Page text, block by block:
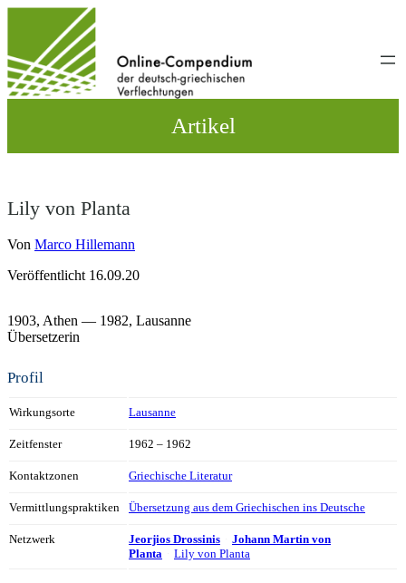
wechseln
Artikel
Lily von Planta
Von Marco Hillemann
Veröffentlicht 16.09.20
1903, Athen — 1982, Lausanne
Übersetzerin
Profil
Wirkungsorte Lausanne
Zeitfenster 1962 – 1962
Kontaktzonen Griechische Literatur
Vermittlungspraktiken Übersetzung aus dem Griechischen ins Deutsche
Netzwerk Jeorjios Drossinis
Johann Martin von
Planta
Lily von Planta